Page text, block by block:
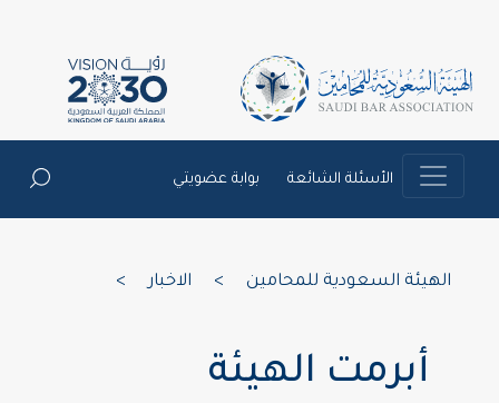
الأسئلة الشائعة بوابة عضويتي
الهيئة السعودية للمحامين الاخبار
أبرمت الهيئة